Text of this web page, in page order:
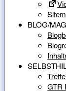
BLOG/
GTR